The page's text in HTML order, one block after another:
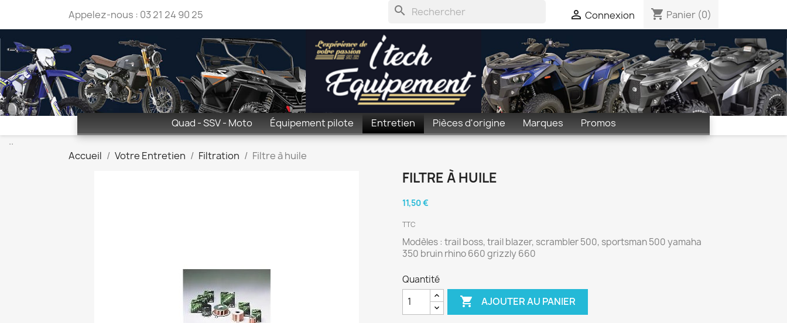
Appelez-nous : 03 21 24 90 25 search  Connexion shopping_cart Panier (0)
Quad - SSV - Moto Équipement pilote Entretien Pièces d'origine Marques
Promos
..
Accueil
Votre Entretien Filtration Filtre à huile
FILTRE À HUILE
11,50 €
TTC
Modèles : trail boss, trail blazer, scrambler 500, sportsman 500 yamaha
350 bruin rhino 660 grizzly 660
Quantité
 AJOUTER AU PANIER